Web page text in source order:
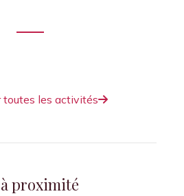
toutes les activités
proximité